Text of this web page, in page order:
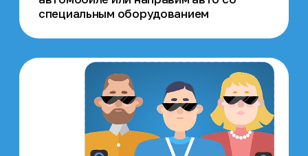
Фото и
видеоотчет
До и после поездки, а
также запись
трансляции из салона